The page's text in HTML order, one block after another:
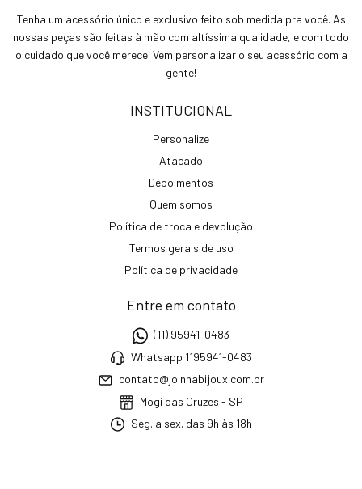
Tenha um acessório único e exclusivo feito sob medida pra você. As
nossas peças são feitas à mão com altíssima qualidade, e com todo
o cuidado que você merece. Vem personalizar o seu acessório com a
gente!
INSTITUCIONAL
Personalize
Atacado
Depoimentos
Quem somos
Política de troca e devolução
Termos gerais de uso
Política de privacidade
Entre em contato
(11) 95941-0483
Whatsapp 1195941-0483
contato@joinhabijoux.com.br
Mogi das Cruzes - SP
Seg. a sex. das 9h às 18h